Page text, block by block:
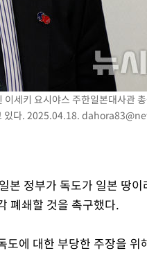
세키 요시야스 주한일본대사관
있다. 2025.04.18.
본 정부가 독도가 일본 땅이
폐쇄할 것을 촉구했다.
에 대한 부당한 주장을 위